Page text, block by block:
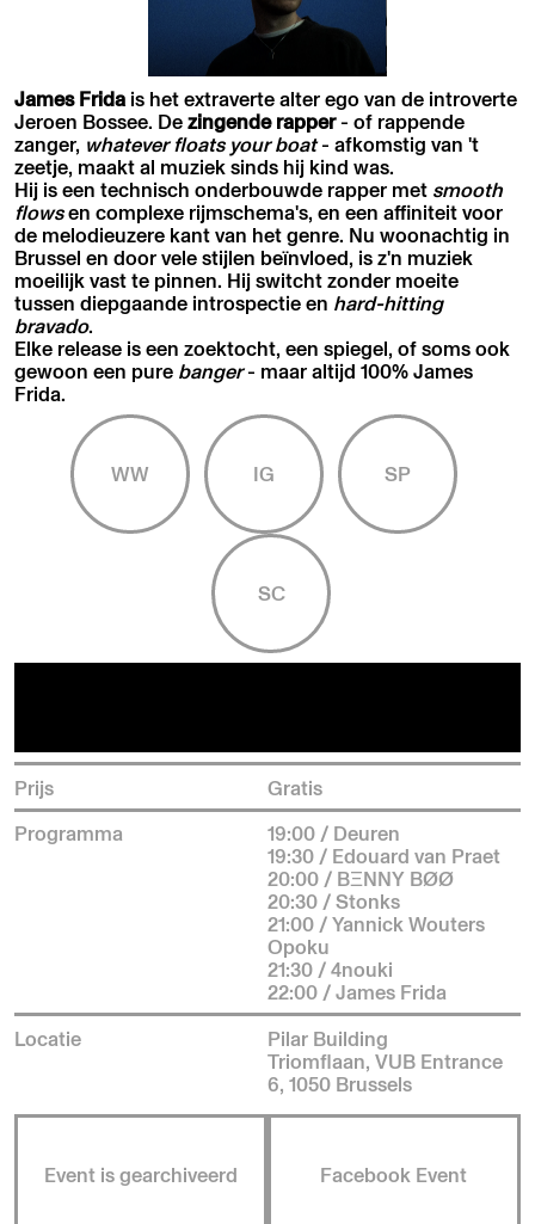
James Frida is het extraverte alter ego van de introverte
Jeroen Bossee. Dezingende rapper- of rappende
zanger, whatever floats your boat- afkomstig van 't
zeetje, maakt al muziek sinds hij kind was.
Hij is een technisch onderbouwde rapper met smooth
flowsen complexe rijmschema's, en een affiniteit voor
de melodieuzere kant van het genre. Nu woonachtig in
Brussel en door vele stijlen beïnvloed, is z'n muziek
moeilijk vast te pinnen. Hij switcht zonder moeite
tussen diepgaande introspectie en hard-hitting
bravado.
Elke release is een zoektocht, een spiegel, of soms ook
gewoon een pure banger- maar altijd 100% James
Frida.
WW IG SP
SC
Prijs
Gratis
Programma
19:00 / Deuren
19:30 / Edouard van Praet
20:00 / BΞNNY BØØ
20:30 / Stonks
21:00 / Yannick Wouters
Opoku
21:30 / 4nouki
22:00 / James Frida
Locatie
Pilar Building
Triomflaan, VUB Entrance
6, 1050 Brussels
Event is gearchiveerd Facebook Event